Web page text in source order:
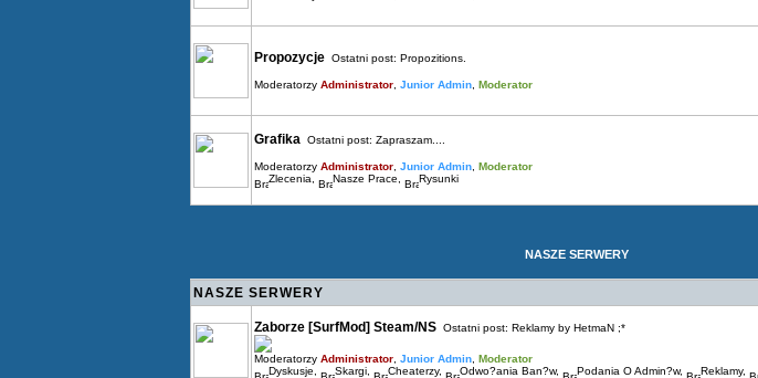
Propozycje Ostatni post: Propozitions.
Moderatorzy Administrator Junior Admin Moderator
Grafika Ostatni post: Zapraszam....
Moderatorzy Administrator Junior Admin Moderator
Zlecenia
Nasze Prace Rysunki
NASZE SERWERY
NASZE SERWERY
Zaborze [SurfMod] Steam/NS Ostatni post: Reklamy by HetmaN ;*
Moderatorzy Administrator Junior Admin Moderator
Dyskusje
Skargi Cheaterzy, Odwo?ania Ban?w, Podania O Admin?w, Reklamy,